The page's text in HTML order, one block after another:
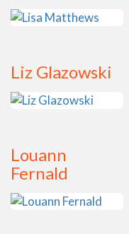
Liz Glazowski
Louann
Fernald